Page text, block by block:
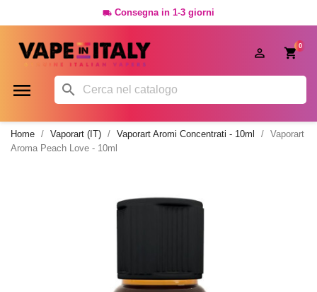
 Consegna in 1-3 giorni
0

 
Home Vaporart (IT) Vaporart Aromi Concentrati - 10ml
Vaporart
Aroma Peach Love - 10ml